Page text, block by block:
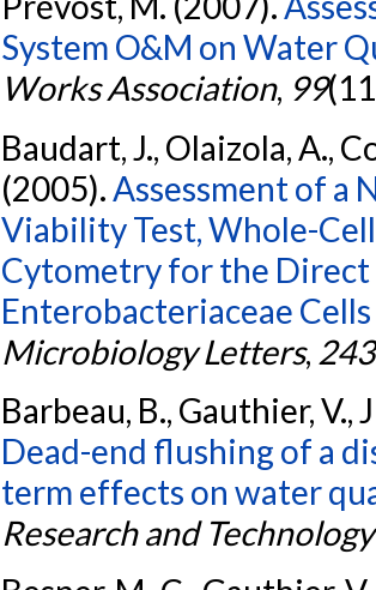
System O&M on Water
Works Association, 99
Baudart, J., Olaizola, A.,
(2005). Assessment of a
Viability Test, Whole-
Cytometry for the
Enterobacteriaceae
Microbiology Letters, 243
Barbeau, B., Gauthier,
Dead-end flushing of a
term effects on water
Research and